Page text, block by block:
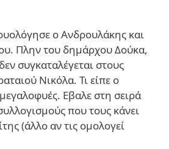
ο Ανδρουλάκης και
Πλην του δημάρχου Δούκα,
συγκαταλέγεται στους
Νικόλα. Τι είπε ο
Εβαλε στη σειρά
που τους κάνει
(άλλο αν τις ομολογεί